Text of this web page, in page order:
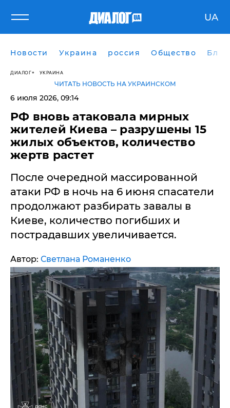
UA
Новости Украина россия Общество
ДИАЛОГ УКРАИНА
ЧИТАТЬ НОВОСТЬ НА УКРАИНСКОМ
6 июля 2026, 09:14
РФ вновь атаковала мирных
жителей Киева – разрушены 15
жилых объектов, количество
жертв растет
После очередной массированной
атаки РФ в ночь на 6 июня спасатели
продолжают разбирать завалы в
Киеве, количество погибших и
пострадавших увеличивается.
Автор: Светлана Романенко